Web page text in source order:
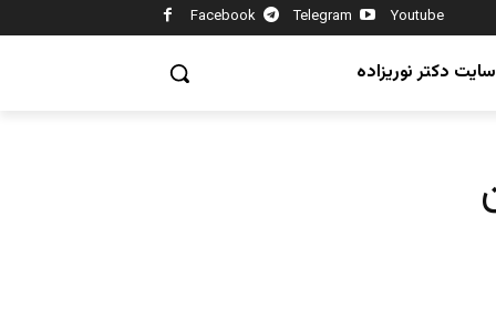
Facebook Telegram Youtube
سایت دکتر نوریزاده